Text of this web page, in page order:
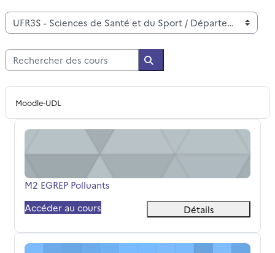
Catégories de cours
Rechercher des cours
Rechercher des cours
Moodle-UDL
M2 EGREP Polluants
Nom du cours
M2 EGREP Polluants
Accéder au cours
Détails
MASTER 2 Pollution air et sol, Ecotoxicologie